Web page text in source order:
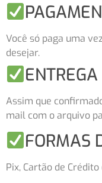
Você só paga uma
desejar.
Assim que
mail com o arquivo
FORMAS
Pix, Cartão de